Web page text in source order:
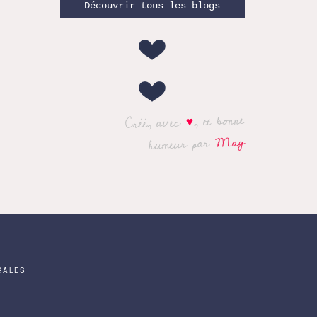
Découvrir tous les blogs
Créé, avec♥, et bonne
humeur parMay